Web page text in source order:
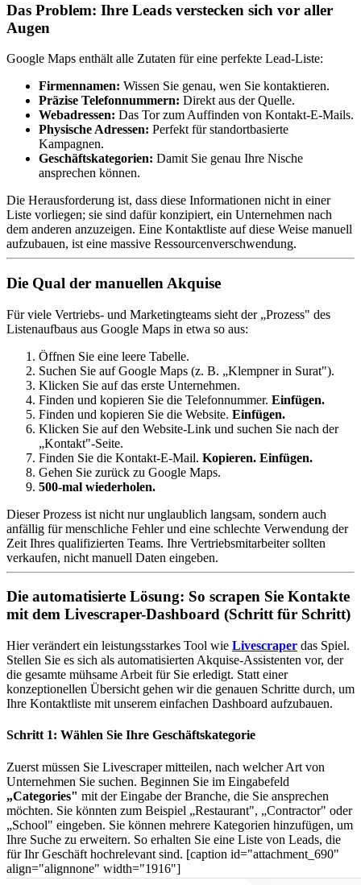
Das Problem: Ihre Leads verstecken sich vor aller
Augen
Google Maps enthält alle Zutaten für eine perfekte Lead-Liste:
Firmennamen: Wissen Sie genau, wen Sie kontaktieren.
Präzise Telefonnummern: Direkt aus der Quelle.
Webadressen: Das Tor zum Auffinden von Kontakt-E-Mails.
Physische Adressen: Perfekt für standortbasierte
Kampagnen.
Geschäftskategorien: Damit Sie genau Ihre Nische
ansprechen können.
Die Herausforderung ist, dass diese Informationen nicht in einer
Liste vorliegen; sie sind dafür konzipiert, ein Unternehmen nach
dem anderen anzuzeigen. Eine Kontaktliste auf diese Weise manuell
aufzubauen, ist eine massive Ressourcenverschwendung.
Die Qual der manuellen Akquise
Für viele Vertriebs- und Marketingteams sieht der „Prozess" des
Listenaufbaus aus Google Maps in etwa so aus:
Öffnen Sie eine leere Tabelle.
Suchen Sie auf Google Maps (z. B. „Klempner in Surat").
Klicken Sie auf das erste Unternehmen.
Finden und kopieren Sie die Telefonnummer. Einfügen.
Finden und kopieren Sie die Website. Einfügen.
Klicken Sie auf den Website-Link und suchen Sie nach der
„Kontakt"-Seite.
Finden Sie die Kontakt-E-Mail. Kopieren. Einfügen.
Gehen Sie zurück zu Google Maps.
500-mal wiederholen.
Dieser Prozess ist nicht nur unglaublich langsam, sondern auch
anfällig für menschliche Fehler und eine schlechte Verwendung der
Zeit Ihres qualifizierten Teams. Ihre Vertriebsmitarbeiter sollten
verkaufen, nicht manuell Daten eingeben.
Die automatisierte Lösung: So scrapen Sie Kontakte
mit dem Livescraper-Dashboard (Schritt für Schritt)
Hier verändert ein leistungsstarkes Tool wie Livescraper das Spiel.
Stellen Sie es sich als automatisierten Akquise-Assistenten vor, der
die gesamte mühsame Arbeit für Sie erledigt. Statt einer
konzeptionellen Übersicht gehen wir die genauen Schritte durch, um
Ihre Kontaktliste mit unserem einfachen Dashboard aufzubauen.
Schritt 1: Wählen Sie Ihre Geschäftskategorie
Zuerst müssen Sie Livescraper mitteilen, nach welcher Art von
Unternehmen Sie suchen. Beginnen Sie im Eingabefeld
„Categories" mit der Eingabe der Branche, die Sie ansprechen
möchten. Sie könnten zum Beispiel „Restaurant", „Contractor" oder
„School" eingeben. Sie können mehrere Kategorien hinzufügen, um
Ihre Suche zu erweitern. So erhalten Sie eine Liste von Leads, die
für Ihr Geschäft hochrelevant sind. [caption id="attachment_690"
align="alignnone" width="1916"]